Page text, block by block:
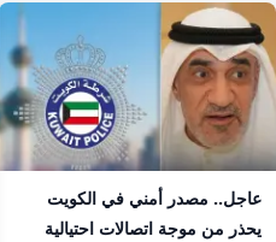
عاجل.. مصدر أمني في الكويت
يحذر من موجة اتصالات احتيالية